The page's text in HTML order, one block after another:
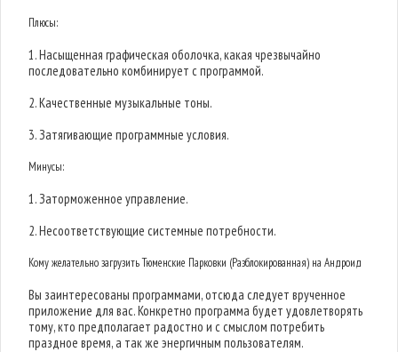
Плюсы:
1. Насыщенная графическая оболочка, какая чрезвычайно
последовательно комбинирует с программой.
2. Качественные музыкальные тоны.
3. Затягивающие программные условия.
Минусы:
1. Заторможенное управление.
2. Несоответствующие системные потребности.
Кому желательно загрузить Тюменские Парковки (Разблокированная) на Андроид
Вы заинтересованы программами, отсюда следует врученное
приложение для вас. Конкретно программа будет удовлетворять
тому, кто предполагает радостно и с смыслом потребить
праздное время, а так же энергичным пользователям.